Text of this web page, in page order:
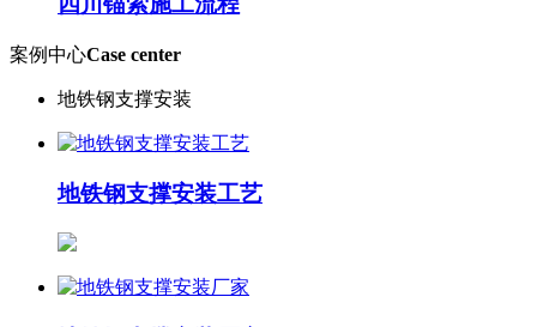
案例中心Case center
地铁钢支撑安装
地铁钢支撑安装工艺